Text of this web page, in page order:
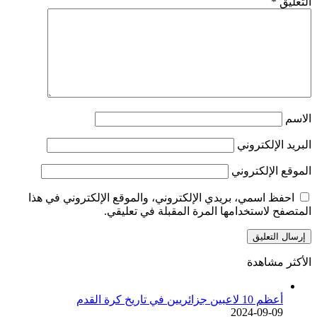
الاسم
البريد الإلكتروني
الموقع الإلكتروني
احفظ اسمي، بريدي الإلكتروني، والموقع الإلكتروني في هذا
المتصفح لاستخدامها المرة المقبلة في تعليقي.
الأكثر مشاهدة
أعظم 10 لاعبين جزائريين في تاريخ كرة القدم
2024-09-09